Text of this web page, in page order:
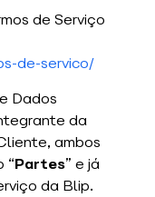
de Serviço
de-servico/
Dados
da
ambos
“Partes” e já
da Blip.